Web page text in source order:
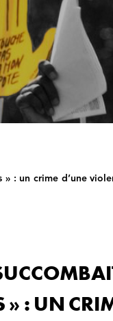
: un crime d’une
» : UN